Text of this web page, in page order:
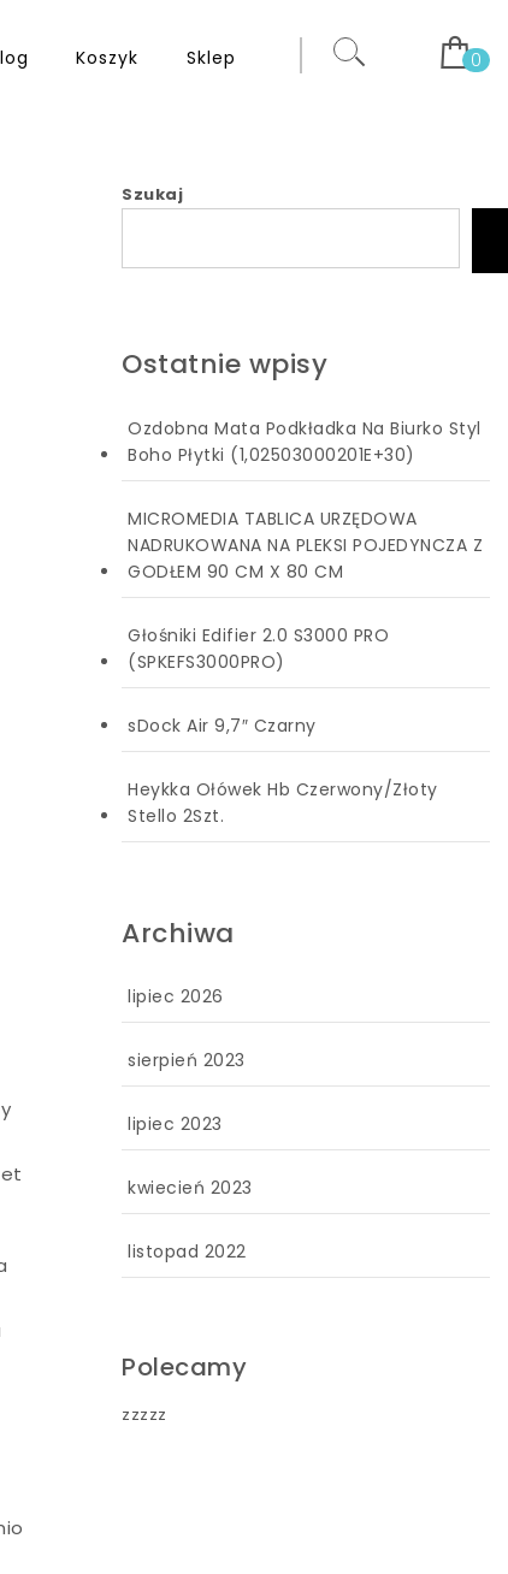
Koszyk Sklep 0
Szukaj
Ostatnie wpisy
Ozdobna Mata Podkładka Na Biurko Styl
Boho Płytki (1,02503000201E+30)
MICROMEDIA TABLICA URZĘDOWA
NADRUKOWANA NA PLEKSI POJEDYNCZA Z
GODŁEM 90 CM X 80 CM
Głośniki Edifier 2.0 S3000 PRO
(SPKEFS3000PRO)
sDock Air 9,7″ Czarny
Heykka Ołówek Hb Czerwony/Złoty
Stello 2Szt.
Archiwa
lipiec 2026
sierpień 2023
lipiec 2023
kwiecień 2023
listopad 2022
Polecamy
zzzzz